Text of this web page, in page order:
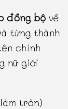
đồng bộ về
từng thành
chính
nữ giới
tròn)